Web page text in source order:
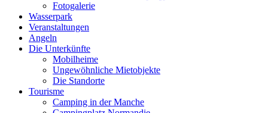
Fotogalerie
Wasserpark
Veranstaltungen
Angeln
Die Unterkünfte
Mobilheime
Ungewöhnliche Mietobjekte
Die Standorte
Tourisme
Camping in der Manche